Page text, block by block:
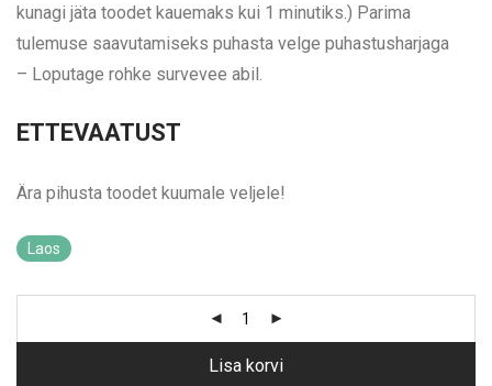
kunagi jäta toodet kauemaks kui 1 minutiks.) Parima
tulemuse saavutamiseks puhasta velge puhastusharjaga
– Loputage rohke survevee abil.
ETTEVAATUST
Ära pihusta toodet kuumale veljele!
Laos
Lisa korvi